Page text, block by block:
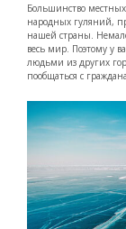
Большинство
народных гуляний,
нашей страны.
весь мир. Поэтому у
людьми из других
пообщаться с